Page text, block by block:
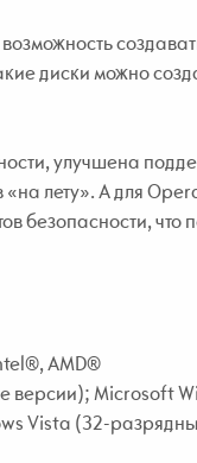
диски можно
улучшена
лету». А для
безопасности, что
AMD®
Microsoft
Vista (32-